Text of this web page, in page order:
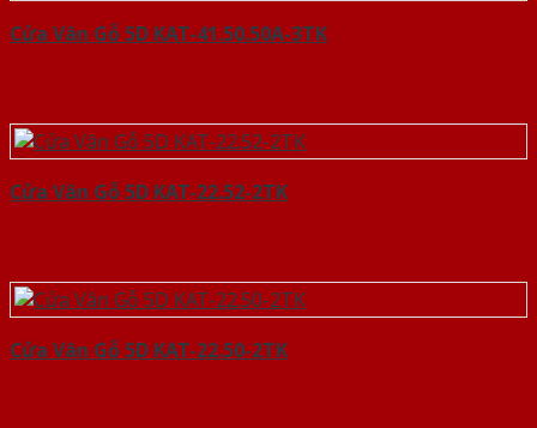
Cửa Vân Gỗ 5D KAT-41.50.50A-3TK
Cửa Vân Gỗ 5D KAT-22.52-2TK
Cửa Vân Gỗ 5D KAT-22.50-2TK